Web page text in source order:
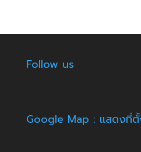
Follow us
Google Map : แสดงที่